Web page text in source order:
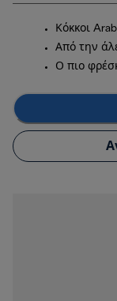
Κόκκοι
Από την
Ο πιο